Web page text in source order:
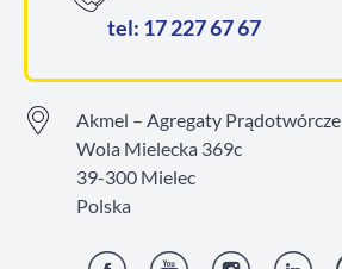
tel: 17 227 67 67
Akmel – Agregaty Prądotwórcze
Wola Mielecka 369c
39-300 Mielec
Polska